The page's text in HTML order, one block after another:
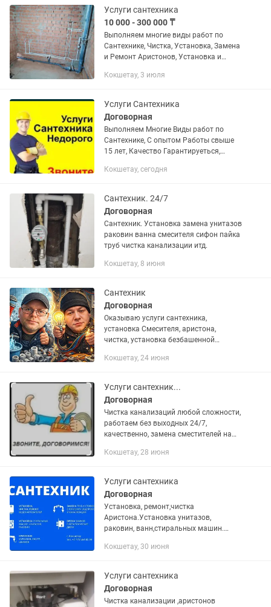
предоставляют свой...
Услуги сантехника
10 000 - 300 000 ₸
Выполняем многие виды работ по
Сантехнике, Чистка, Установка, Замена
и Ремонт Аристонов, Установка и
Машин, Замена, Установка и Ремонт
Кокшетау, 3 июля
Услуги Сантехника
Договорная
Выполняем Многие Виды работ по
Сантехнике, С опытом Работы свыше
15 лет, Качество Гарантируеться,
Аристонов(Водонагревателей),Установ
Кокшетау, сегодня
Сантехник. 24/7
Договорная
Сантехник. Установка замена унитазов
раковин ванна смесителя сифон пайка
труб чистка канализации итд.
Кокшетау, 8 июня
Сантехник
Договорная
Оказываю услуги сантехника,
установка Смесителя, аристона,
чистка, установка безбашенной
отопления, писать , есть электрик, все
Кокшетау, 24 июня
Услуги сантехник...
Договорная
Чистка канализаций любой сложности,
работаем без выходных 24/7,
качественно, замена сместителей на
случилось и мы с Вами решим как
Кокшетау, 28 июня
Услуги сантехника
Договорная
Установка, ремонт,чистка
Аристона.Установка унитазов,
раковин, ванн,стиральных машин.
отопления, канализации. Замена
установка замков на...
Кокшетау, 30 июня
Услуги сантехника
Договорная
Чистка канализации ,аристонов